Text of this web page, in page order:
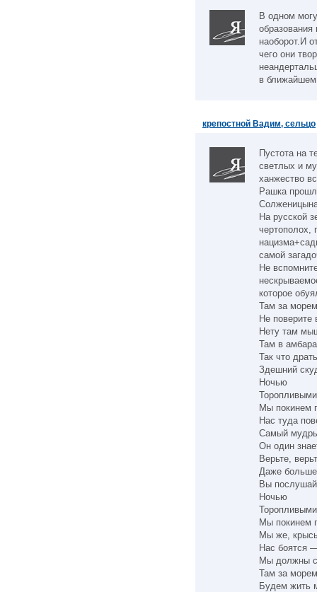
В одном
образования
наоборот.И
чего они
в
крепостной Вадим, сельцо
Пустота на
светлых и
ханжество
Рашка
На русской
чертополох,
самой
Не
которое
Там за
Не поверите
Нету там
Там в
Так что
Здешний
Ночью
Мы покинем
Нас туда
Самый
Он один
Верьте,
Даже
Вы
Ночью
Мы покинем
Мы же,
Нас боятся
Мы должны
Там за
Будем жить